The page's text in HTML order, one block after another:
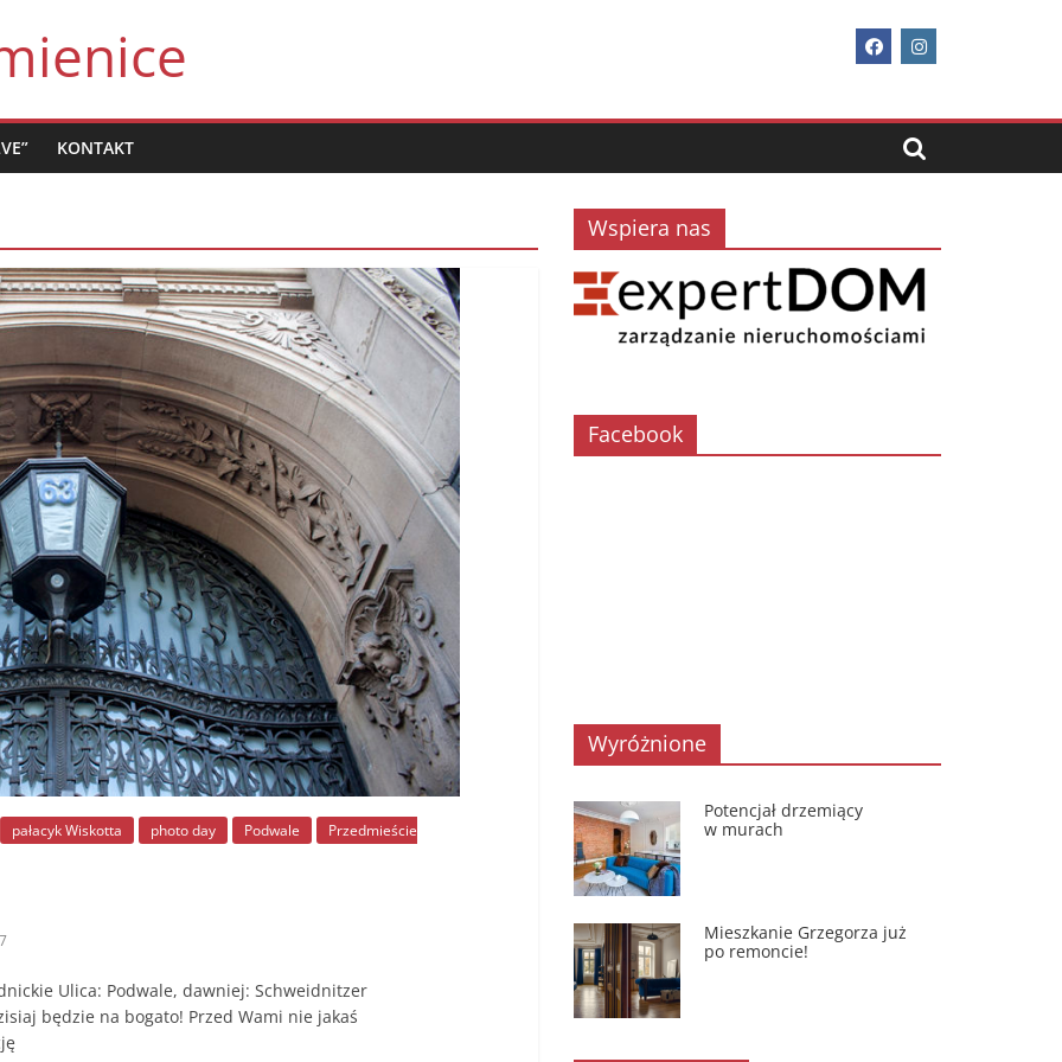
KONTAKT
pałacyk Wiskotta photo day Podwale
Przedmieście
Ulica: Podwale, dawniej: Schweidnitzer
będzie na bogato! Przed Wami nie jakaś
Wspiera nas
Facebook
Wyróżnione
Potencjał drzemiący
w murach
Mieszkanie Grzegorza już
po remoncie!